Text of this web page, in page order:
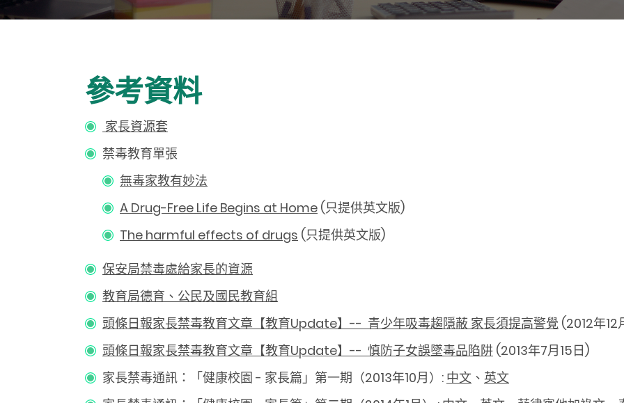
參考資料
家長資源套
禁毒教育單張
無毒家教有妙法
A Drug-Free Life Begins at Home (只提供英文版)
The harmful effects of drugs (只提供英文版)
保安局禁毒處給家長的資源
教育局德育、公民及國民教育組
頭條日報家長禁毒教育文章【教育Update】-- 青少年吸毒趨隱蔽 家長須提高警覺 (2012年12
頭條日報家長禁毒教育文章【教育Update】-- 慎防子女誤墜毒品陷阱 (2013年7月15日)
家長禁毒通訊：「健康校園 - 家長篇」第一期（2013年10月）: 中文 、 英文